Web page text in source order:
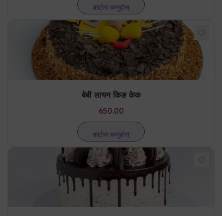
कार्टमा थप्नुहोस्
बेबी लायन किङ केक
650.00
कार्टमा थप्नुहोस्